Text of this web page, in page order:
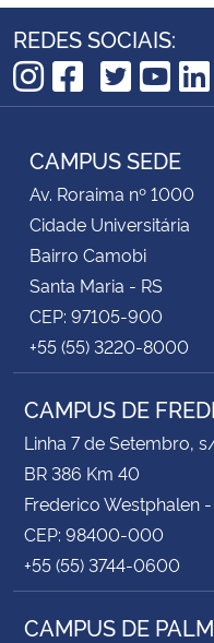
REDES SOCIAIS:
Instagram
Facebook
TikTok
Twitter
CAMPUS SEDE
Av. Roraima nº 1000
Cidade Universitária
Bairro Camobi
Santa Maria - RS
CEP: 97105-900
+55 (55) 3220-8000
CAMPUS DE
Linha 7 de Setembro,
BR 386 Km 40
Frederico Westphalen -
CEP: 98400-000
+55 (55) 3744-0600
CAMPUS DE